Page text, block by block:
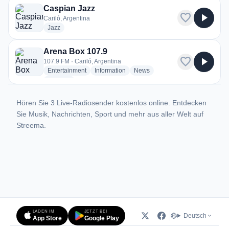
Caspian Jazz
Cariló, Argentina
Jazzradio stations
favorite play_arrow
Arena Box 107.9
107.9 FM · Cariló, Argentina
Entertainmentradio stations
Information radio stations
Newsradio stations
favorite play_arrow
Hören Sie 3 Live-Radiosender kostenlos online. Entdecken
Sie Musik, Nachrichten, Sport und mehr aus aller Welt auf
Streema.
LADEN IM
App Store
JETZT BEI
Google Play Deutsch